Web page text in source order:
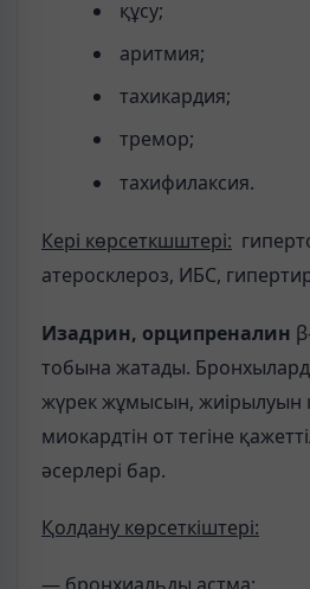
құсу;
аритмия;
тахикардия;
тремор;
тахифилаксия.
Кері көрсеткшштері:
атеросклероз, ИБС,
Изадрин, орципреналин
тобына жатады.
жүрек жұмысын, жиірылуын
миокардтін от тегіне
әсерлері бар.
Қолдану көрсеткіштері: